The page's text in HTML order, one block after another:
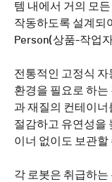
템 내에서 거의 모
작동하도록 설계되
Person(상품-작업
전통적인 고정식 자
환경을 필요로 하는
과 재질의 컨테이너
절감하고 유연성을
이너 없이도 보관할
각 로봇은 취급하는